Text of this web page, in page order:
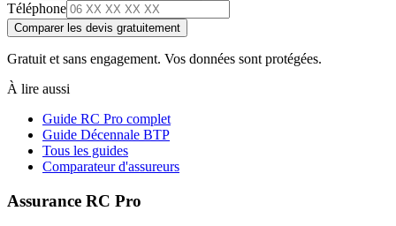
Téléphone
Comparer les devis gratuitement
Gratuit et sans engagement. Vos données sont protégées.
À lire aussi
Guide RC Pro complet
Guide Décennale BTP
Tous les guides
Comparateur d'assureurs
Assurance RC Pro